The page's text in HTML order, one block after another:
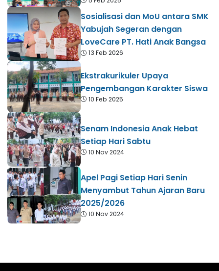
Sosialisasi dan MoU antara SMK
Yabujah Segeran dengan
LoveCare PT. Hati Anak Bangsa
13 Feb 2026
Ekstrakurikuler Upaya
Pengembangan Karakter Siswa
10 Feb 2025
Senam Indonesia Anak Hebat
Setiap Hari Sabtu
10 Nov 2024
Apel Pagi Setiap Hari Senin
Menyambut Tahun Ajaran Baru
2025/2026
10 Nov 2024